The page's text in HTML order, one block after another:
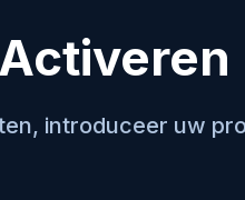
introduceer uw